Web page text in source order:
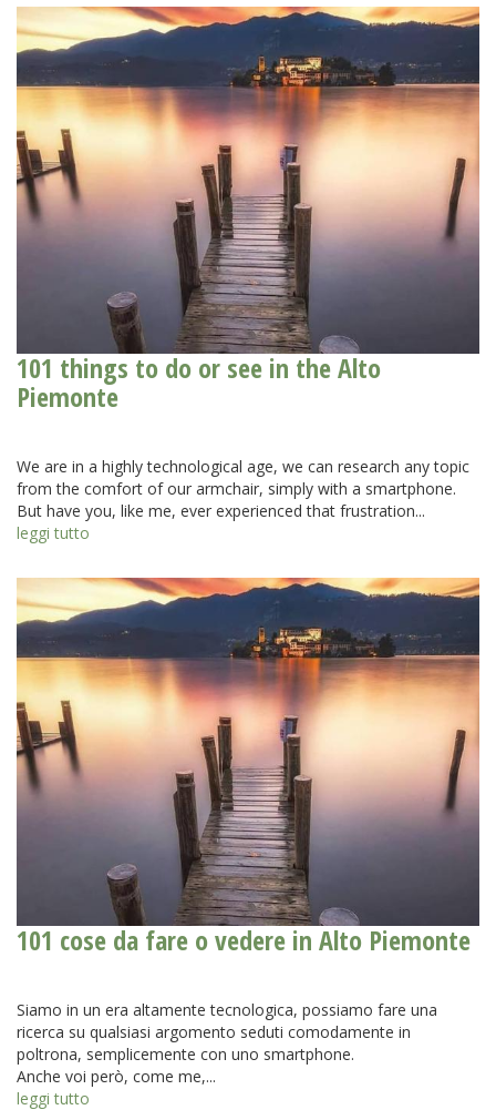
101 things to do or see in the Alto
Piemonte
We are in a highly technological age, we can research any topic
from the comfort of our armchair, simply with a smartphone.
But have you, like me, ever experienced that frustration...
leggi tutto
101 cose da fare o vedere in Alto Piemonte
Siamo in un era altamente tecnologica, possiamo fare una
ricerca su qualsiasi argomento seduti comodamente in
poltrona, semplicemente con uno smartphone.
Anche voi però, come me,...
leggi tutto